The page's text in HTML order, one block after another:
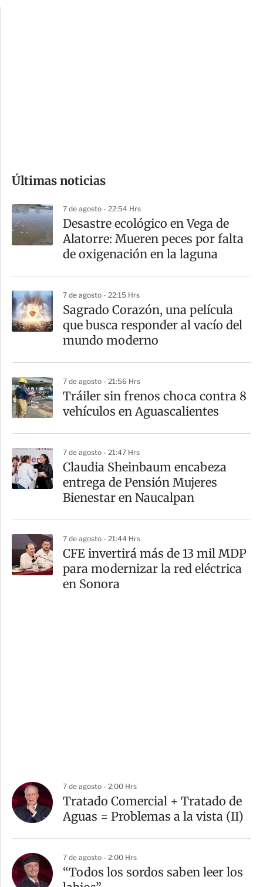
m
a
r
t
Últimas noticias
7 de agosto - 22:54 Hrs
Desastre ecológico en Vega de
Alatorre: Mueren peces por falta
de oxigenación en la laguna
7 de agosto - 22:15 Hrs
Sagrado Corazón, una película
que busca responder al vacío del
mundo moderno
7 de agosto - 21:56 Hrs
Tráiler sin frenos choca contra 8
vehículos en Aguascalientes
7 de agosto - 21:47 Hrs
Claudia Sheinbaum encabeza
entrega de Pensión Mujeres
Bienestar en Naucalpan
7 de agosto - 21:44 Hrs
CFE invertirá más de 13 mil MDP
para modernizar la red eléctrica
en Sonora
7 de agosto - 2:00 Hrs
Tratado Comercial + Tratado de
Aguas = Problemas a la vista (II)
7 de agosto - 2:00 Hrs
“Todos los sordos saben leer los